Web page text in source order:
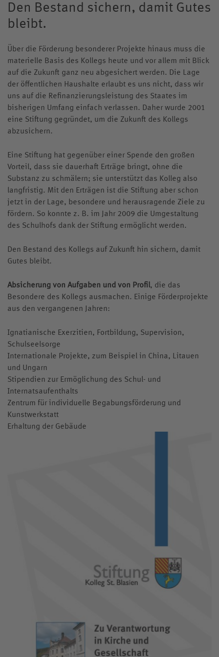
Jesuiten in St. Blasien
Erziehung
Ignatius
Sozialcurriculum
Sozialpraktikum
Grundsätze
Schutzkonzept
Rechte und Pflichten
Verdacht auf Mobbing
Ansprechpartner
Digitale Bildung
Zentrum für individuelle Begabungsförderung
Übersicht
Konzeption
Berufsorientierung
Externat
Praktikum und Referendariat
Zeugnisbeilage
Schweizer Schüler
Elterninformationen
Elternbeirat
Pater-Schall Zentrum
Förderung im Internat
Ernährung im Internat
Elternbeirat
Internationalität
Standort
Voraussetzungen & Kosten
Internatsleben A – Z
Übersicht
Musikschule
Musikhaus Bleiche
Kontakt
Sportverein
Konzept
Kursprogramm
Anmeldung
Teilnahmebedingungen
Kollegsfernsehen
Förderverein
Stiftung
Solidarfonds
Spende Online
Ferientermine
Kalender
Klosterkonzerte
Pfingsten
Informationen
Aktuelle Meldungen
Mitteilungen für Mitarbeitende
Kosten
Arbeiten am Kolleg St. Blasien
Stellenangebote
Altschüler
Anreise
Historie
Links
Klostergeschichten
Knabenchor „Stella Silvae“
Kollegskollektion
Archiv
Jubiläumsjahr
Wappen
Team
Andreas Goldschmidt
Susanne Hirt
Pater Marco Hubrig SJ
Wolfgang Mayer
Christian Niederhofer
Cathrin Stoll
Katrin Hoffmann-Allgeier
Anmeldung für Klasse 5
Den Bestand sichern, damit Gutes
bleibt.
Über die Förderung besonderer Projekte hinaus muss die
materielle Basis des Kollegs heute und vor allem mit Blick
auf die Zukunft ganz neu abgesichert werden. Die Lage
der öffentlichen Haushalte erlaubt es uns nicht, dass wir
uns auf die Refinanzierungsleistung des Staates im
bisherigen Umfang einfach verlassen. Daher wurde 2001
eine Stiftung gegründet, um die Zukunft des Kollegs
abzusichern.
Eine Stiftung hat gegenüber einer Spende den großen
Vorteil, dass sie dauerhaft Erträge bringt, ohne die
Substanz zu schmälern; sie unterstützt das Kolleg also
langfristig. Mit den Erträgen ist die Stiftung aber schon
jetzt in der Lage, besondere und herausragende Ziele zu
fördern. So konnte z. B. im Jahr 2009 die Umgestaltung
des Schulhofs dank der Stiftung ermöglicht werden.
Den Bestand des Kollegs auf Zukunft hin sichern, damit
Gutes bleibt.
Absicherung von Aufgaben und von Profil, die das
Besondere des Kollegs ausmachen. Einige Förderprojekte
aus den vergangenen Jahren:
Ignatianische Exerzitien, Fortbildung, Supervision,
Schulseelsorge
Internationale Projekte, zum Beispiel in China, Litauen
und Ungarn
Stipendien zur Ermöglichung des Schul- und
Internatsaufenthalts
Zentrum für individuelle Begabungsförderung und
Kunstwerkstatt
Erhaltung der Gebäude